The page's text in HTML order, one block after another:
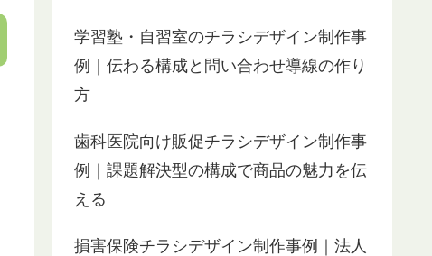
学習塾・自習室のチラシデザイン制作事
例｜伝わる構成と問い合わせ導線の作り
方
歯科医院向け販促チラシデザイン制作事
例｜課題解決型の構成で商品の魅力を伝
える
損害保険チラシデザイン制作事例｜法人